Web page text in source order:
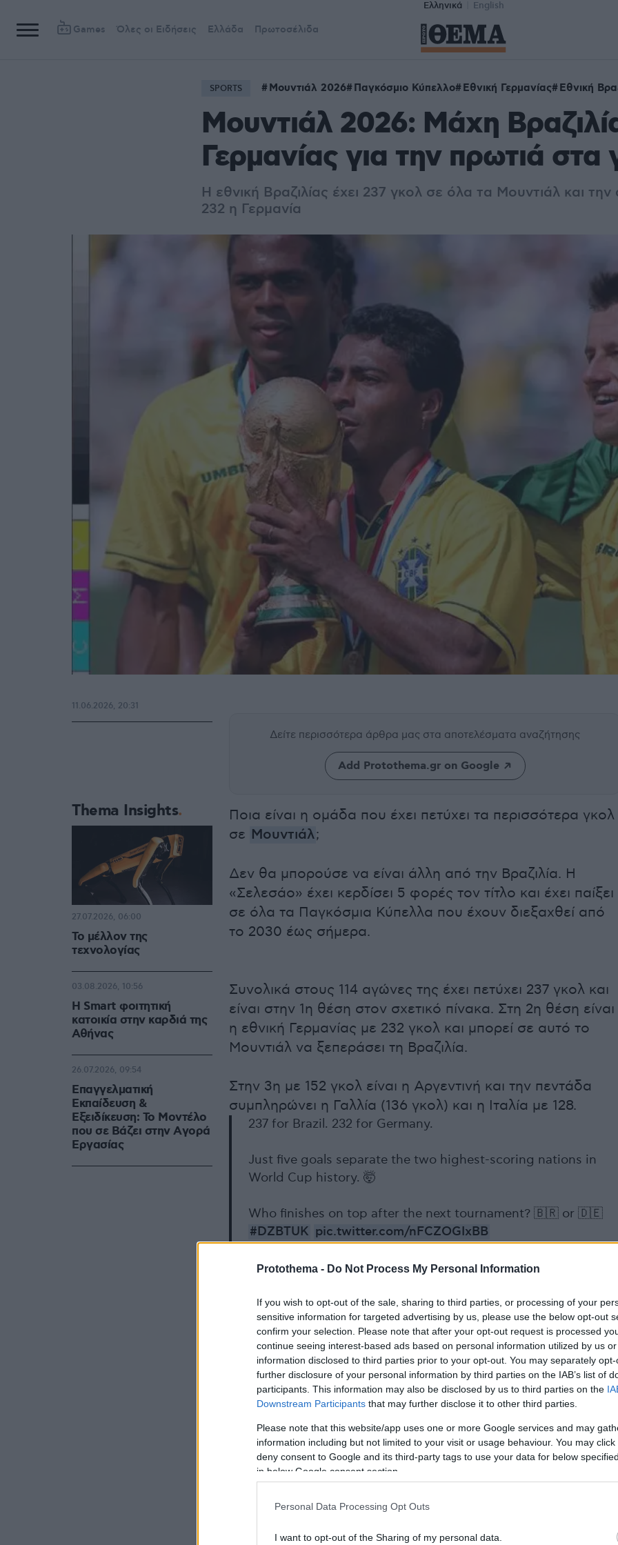
Protothema - Do Not Process My Personal Information
If you wish to opt-out of the sale, sharing to third parties, or processing of your
sensitive information for targeted advertising by us, please use the below opt-out
confirm your selection. Please note that after your opt-out request is processed
continue seeing interest-based ads based on personal information utilized by us
information disclosed to third parties prior to your opt-out. You may separately
further disclosure of your personal information by third parties on the IAB’s list of
participants. This information may also be disclosed by us to third parties on the
Downstream Participants that may further disclose it to other third parties.
Please note that this website/app uses one or more Google services and may
information including but not limited to your visit or usage behaviour. You may
deny consent to Google and its third-party tags to use your data for below
in below Google consent section.
Personal Data Processing Opt Outs
I want to opt-out of the Sharing of my personal data.
Ελληνικά English
Games Όλες οι Ειδήσεις Ελλάδα Πρωτοσέλιδα
SPORTS Μουντιάλ 2026 Παγκόσμιο Κύπελλο Εθνική Γερμανίας Εθνική
Μουντιάλ 2026: Μάχη
Γερμανίας για την πρωτιά στα
Η εθνική Βραζιλίας έχει 237 γκολ σε όλα τα Μουντιάλ και
232 η Γερμανία
Δείτε περισσότερα άρθρα μας στα αποτελέσματα αναζήτησης
Add Protothema.gr on Google
Ποια είναι η ομάδα που έχει πετύχει τα περισσότερα γκολ
σε Μουντιάλ;
Δεν θα μπορούσε να είναι άλλη από την Βραζιλία. Η
«Σελεσάο» έχει κερδίσει 5 φορές τον τίτλο και έχει παίξει
σε όλα τα Παγκόσμια Κύπελλα που έχουν διεξαχθεί από
το 2030 έως σήμερα.
Συνολικά στους 114 αγώνες της έχει πετύχει 237 γκολ και
είναι στην 1η θέση στον σχετικό πίνακα. Στη 2η θέση είναι
η εθνική Γερμανίας με 232 γκολ και μπορεί σε αυτό το
Μουντιάλ να ξεπεράσει τη Βραζιλία.
Στην 3η με 152 γκολ είναι η Αργεντινή και την πεντάδα
συμπληρώνει η Γαλλία (136 γκολ) και η Ιταλία με 128.
237 for Brazil. 232 for Germany.
Just five goals separate the two highest-scoring nations in
World Cup history. 🤯
Who finishes on top after the next tournament? 🇧🇷 or 🇩🇪
#DZBTUK pic.twitter.com/nFCZOGIxBB
— DAZN BET UK 🔞 (@DZBTUK)June 11, 2026
11.06.2026, 20:31
Thema Insights
Το μέλλον της
τεχνολογίας
27.07.2026, 06:00
Η Smart φοιτητική
κατοικία στην καρδιά της
Αθήνας
03.08.2026, 10:56
Επαγγελματική
Εκπαίδευση &
Εξειδίκευση: Το Mοντέλο
που σε Bάζει στην Aγορά
Eργασίας
26.07.2026, 09:54